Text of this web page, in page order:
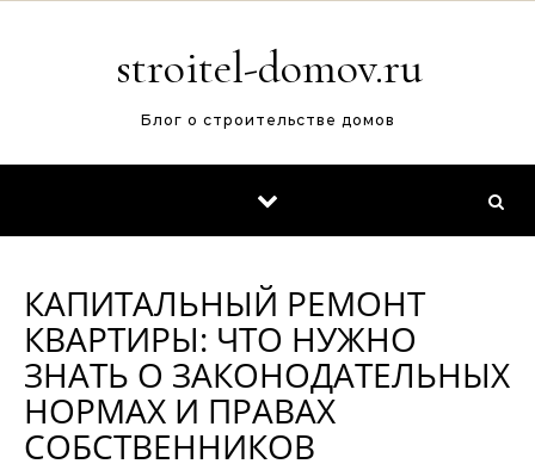
stroitel-domov.ru
Блог о строительстве домов
КАПИТАЛЬНЫЙ РЕМОНТ
КВАРТИРЫ: ЧТО НУЖНО
ЗНАТЬ О ЗАКОНОДАТЕЛЬНЫХ
НОРМАХ И ПРАВАХ
СОБСТВЕННИКОВ